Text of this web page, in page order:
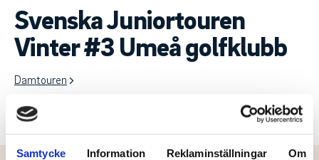
Samtycke Information Reklaminställningar Om
Svenska Juniortouren
Vinter #3 Umeå golfklubb
Damtouren
Meny